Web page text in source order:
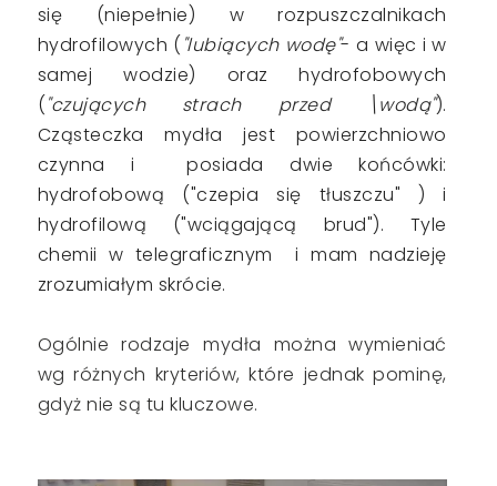
się (niepełnie) w rozpuszczalnikach
hydrofilowych ( "lubiących wodę"- a więc i w
samej wodzie) oraz hydrofobowych
("czujących strach przed \wodą").
Cząsteczka mydła jest powierzchniowo
czynna i posiada dwie końcówki:
hydrofobową ("czepia się tłuszczu" ) i
hydrofilową ("wciągającą brud"). Tyle
chemii w telegraficznym i mam nadzieję
zrozumiałym skrócie.
Ogólnie rodzaje mydła można wymieniać
wg różnych kryteriów, które jednak pominę,
gdyż nie są tu kluczowe.